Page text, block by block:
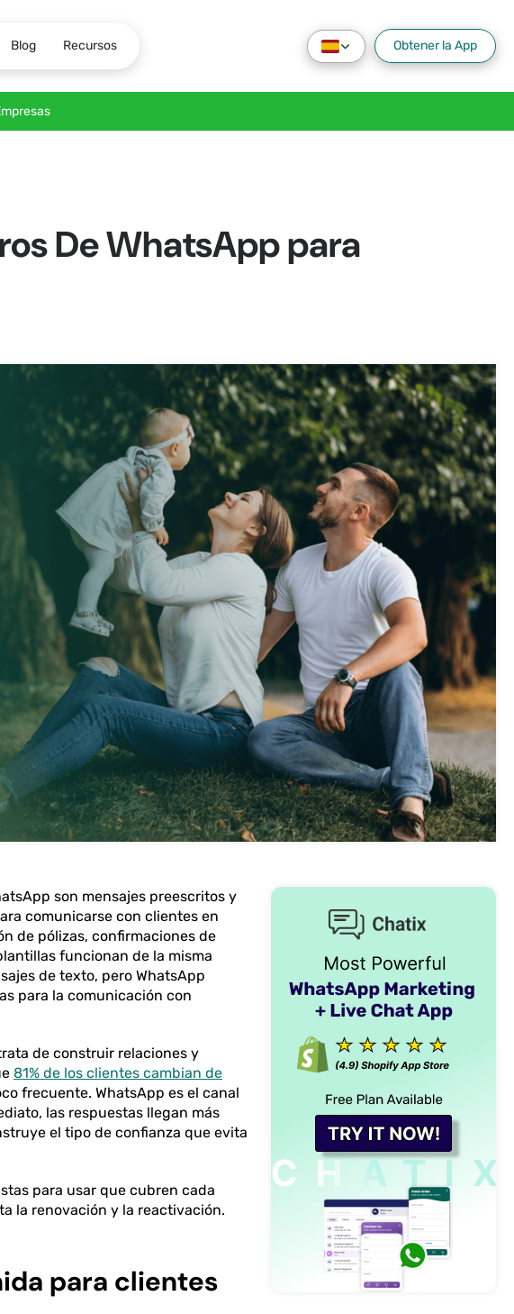
Blog Recursos Obtener la App
De WhatsApp para
son mensajes preescritos y
comunicarse con clientes en
de pólizas, confirmaciones de
funcionan de la misma
de texto, pero WhatsApp
para la comunicación con
de construir relaciones y
81% de los clientes cambian de
frecuente. WhatsApp es el canal
las respuestas llegan más
el tipo de confianza que evita
para usar que cubren cada
la renovación y la reactivación.
para clientes